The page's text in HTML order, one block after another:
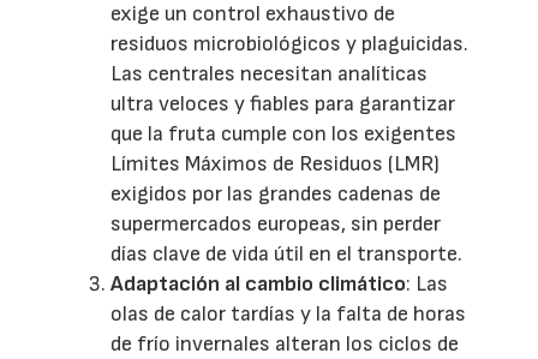
exige un control exhaustivo de
residuos microbiológicos y plaguicidas.
Las centrales necesitan analíticas
ultra veloces y fiables para garantizar
que la fruta cumple con los exigentes
Límites Máximos de Residuos (LMR)
exigidos por las grandes cadenas de
supermercados europeas, sin perder
días clave de vida útil en el transporte.
Adaptación al cambio climático: Las
olas de calor tardías y la falta de horas
de frío invernales alteran los ciclos de